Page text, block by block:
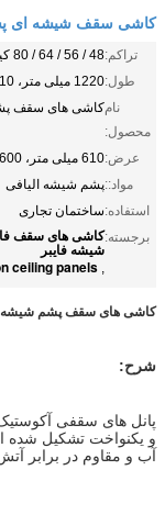
کاشی سقف شیشه ای
تراکم:48 / 56 / 64 / 80 کیلوگرم بر متر مکعب
طول:1220 میلی متر، 610 میلی متر، 600 میلی متر
نام
محصول:
کاشی های سقف
عرض:610 میلی متر، 600 میلی متر
مواد::پشم شیشه الیافی
استفاده:ساختمان تجاری
برجسته:کاشی های سقف
شیشه فایبر
,
ceiling panels
کاشی های سقف پشم شیشه
شرح:
پانل های سقفی
و یکنواخت تشکیل شده
آب و مقاوم در برابر